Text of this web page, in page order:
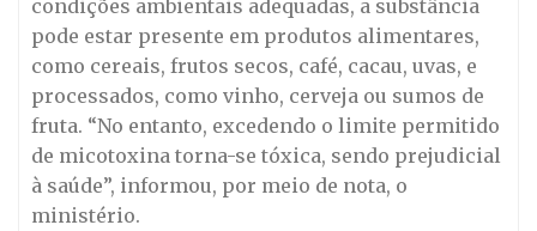
condições ambientais adequadas, a substância
pode estar presente em produtos alimentares,
como cereais, frutos secos, café, cacau, uvas, e
processados, como vinho, cerveja ou sumos de
fruta. “No entanto, excedendo o limite permitido
de micotoxina torna-se tóxica, sendo prejudicial
à saúde”, informou, por meio de nota, o
ministério.